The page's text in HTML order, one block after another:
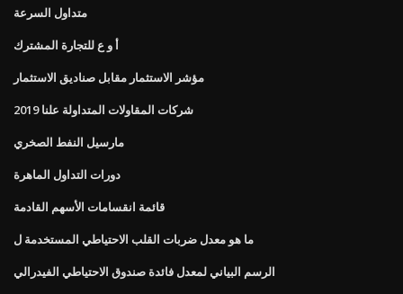
متداول السرعة
أ و ع للتجارة المشترك
مؤشر الاستثمار مقابل صناديق الاستثمار
شركات المقاولات المتداولة علنا ​​2019
مارسيل النفط الصخري
دورات التداول الماهرة
قائمة انقسامات الأسهم القادمة
ما هو معدل ضربات القلب الاحتياطي المستخدمة ل
الرسم البياني لمعدل فائدة صندوق الاحتياطي الفيدرالي